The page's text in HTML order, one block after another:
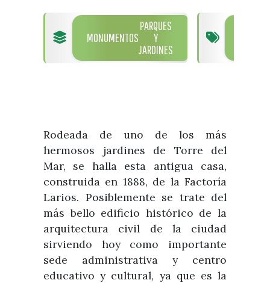
Oficinas de Turismo
Atención al extranjero
Punto Ayuntamiento
Sectores
Artesanía
Empresas de subtropicales
Fiestas y eventos
Fiestas de singularidad turística
Guías turísticas
Direcciones y teléfonos del
Ayuntamiento
MONUMENTOS
PARQUES
Y
JARDINES
Rodeada de uno de los más
hermosos jardines de Torre del
Mar, se halla esta antigua casa,
construida en 1888, de la Factoría
Larios. Posiblemente se trate del
más bello edificio histórico de la
arquitectura civil de la ciudad
sirviendo hoy como importante
sede administrativa y centro
educativo y cultural, ya que es la